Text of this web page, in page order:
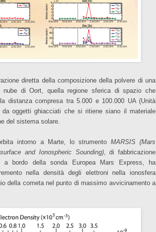
diretta della composizione della polvere di una
nube di Oort, quella regione sferica di spazio che
distanza compresa tra 5.000 e 100.000 UA (Unità
da oggetti ghiacciati che si ritiene siano il materiale
del sistema solare.
intorno a Marte, lo strumento MARSIS (Mars
and Ionospheric Sounding), di fabbricazione
a bordo della sonda Europea Mars Express, ha
nella densità degli elettroni nella ionosfera
della cometa nel punto di massimo avvicinamento a